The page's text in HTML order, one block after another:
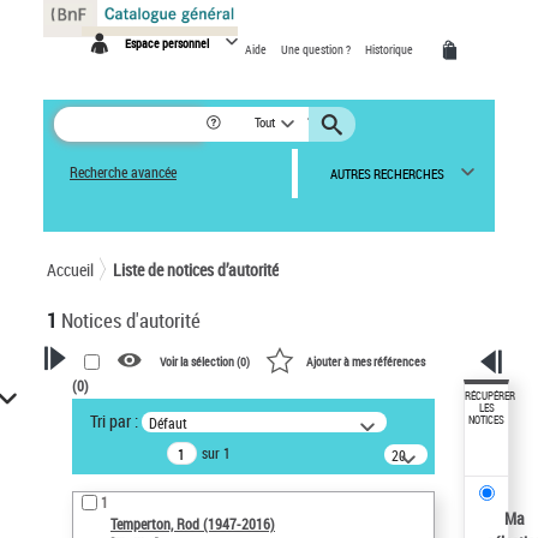
Espace personnel Aide Une question ? Historique
Tout
Recherche avancée AUTRES RECHERCHES
Accueil Liste de notices d’autorité
1 Notices d'autorité
VOTRE RECHERCHE
Recherche avancée dans les
notices d’autorité
Œuvres liées à l'auteur :
Temperton, Rod (1947-2016)
Voir la sélection (0) Ajouter à mes références
(0)
Tri par : Défaut
sur 1
20
résultats/page
1
Temperton, Rod (1947-2016)
RÉCUPÉRER
LES
NOTICES
Ma
Panneau de gestion des cookies